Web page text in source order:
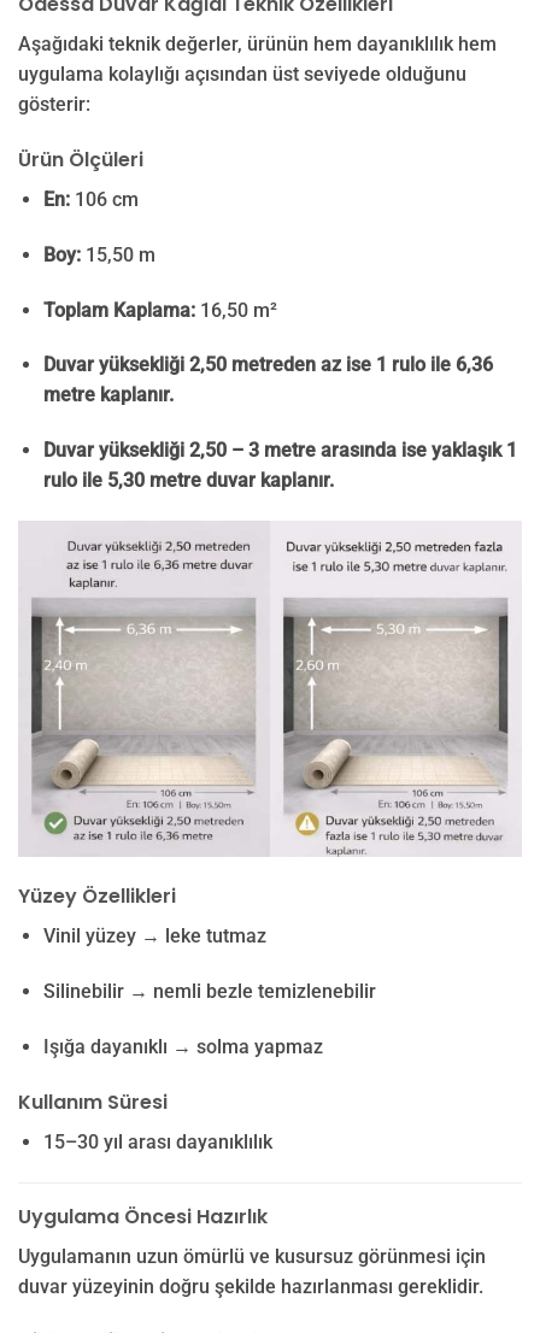
Aşağıdaki teknik değerler, ürünün hem dayanıklılık hem
uygulama kolaylığı açısından üst seviyede olduğunu
gösterir:
Ürün Ölçüleri
En:106 cm
Boy:15,50 m
Toplam Kaplama:16,50 m²
Duvar yüksekliği 2,50 metreden az ise 1 rulo ile 6,36
metre kaplanır.
Duvar yüksekliği 2,50 – 3 metre arasında ise yaklaşık 1
rulo ile 5,30 metre duvar kaplanır.
Yüzey Özellikleri
Vinil yüzey → leke tutmaz
Silinebilir → nemli bezle temizlenebilir
Işığa dayanıklı → solma yapmaz
Kullanım Süresi
15–30 yıl arası dayanıklılık
Uygulama Öncesi Hazırlık
Uygulamanın uzun ömürlü ve kusursuz görünmesi için
duvar yüzeyinin doğru şekilde hazırlanması gereklidir.